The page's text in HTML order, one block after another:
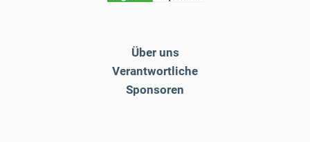
Über uns
Verantwortliche
Sponsoren